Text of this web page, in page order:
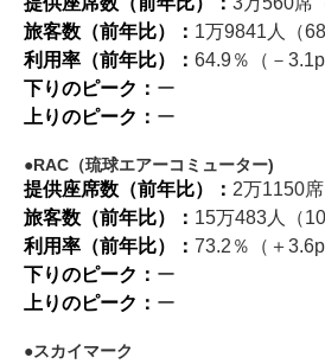
旅客数（前年比）： 1万9841人（
利用率（前年比）： 64.9％（－3.1pt
下りのピーク： ー
上りのピーク： ー
RAC（琉球エアーコミューター)
提供座席数（前年比）： 2万1150席
旅客数（前年比）： 15万483人（
利用率（前年比）： 73.2％（＋3.6pt
下りのピーク： ー
上りのピーク： ー
スカイマーク